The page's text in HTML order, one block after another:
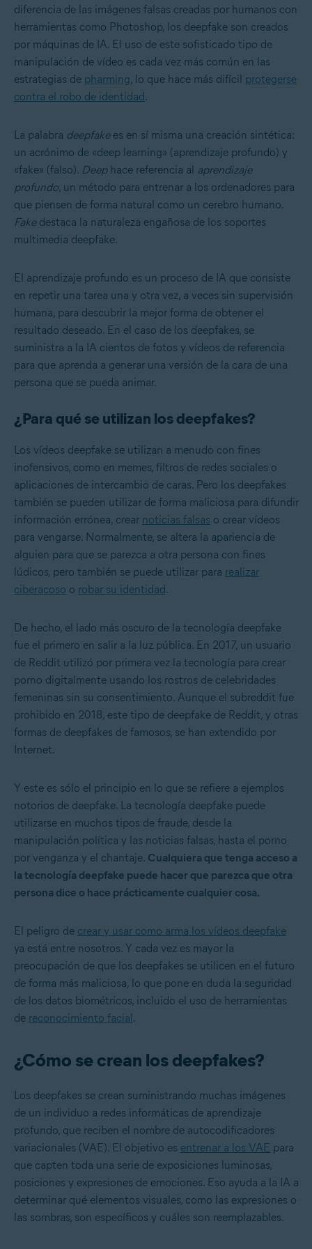
diferencia de las imágenes falsas creadas por humanos con
herramientas como Photoshop, los deepfake son creados
por máquinas de IA. El uso de este sofisticado tipo de
manipulación de vídeo es cada vez más común en las
estrategias de pharming, lo que hace más difícil protegerse
contra el robo de identidad.
La palabra deepfakees en sí misma una creación sintética:
un acrónimo de «deep learning» (aprendizaje profundo) y
«fake» (falso). Deephace referencia al aprendizaje
profundo, un método para entrenar a los ordenadores para
que piensen de forma natural como un cerebro humano.
Fakedestaca la naturaleza engañosa de los soportes
multimedia deepfake.
El aprendizaje profundo es un proceso de IA que consiste
en repetir una tarea una y otra vez, a veces sin supervisión
humana, para descubrir la mejor forma de obtener el
resultado deseado. En el caso de los deepfakes, se
suministra a la IA cientos de fotos y vídeos de referencia
para que aprenda a generar una versión de la cara de una
persona que se pueda animar.
¿Para qué se utilizan los deepfakes?
Los vídeos deepfake se utilizan a menudo con fines
inofensivos, como en memes, filtros de redes sociales o
aplicaciones de intercambio de caras. Pero los deepfakes
también se pueden utilizar de forma maliciosa para difundir
información errónea, crear noticias falsas o crear vídeos
para vengarse. Normalmente, se altera la apariencia de
alguien para que se parezca a otra persona con fines
lúdicos, pero también se puede utilizar para realizar
ciberacoso o robar su identidad.
De hecho, el lado más oscuro de la tecnología deepfake
fue el primero en salir a la luz pública. En 2017, un usuario
de Reddit utilizó por primera vez la tecnología para crear
porno digitalmente usando los rostros de celebridades
femeninas sin su consentimiento. Aunque el subreddit fue
prohibido en 2018, este tipo de deepfake de Reddit, y otras
formas de deepfakes de famosos, se han extendido por
Internet.
Y este es sólo el principio en lo que se refiere a ejemplos
notorios de deepfake. La tecnología deepfake puede
utilizarse en muchos tipos de fraude, desde la
manipulación política y las noticias falsas, hasta el porno
por venganza y el chantaje. Cualquiera que tenga acceso a
la tecnología deepfake puede hacer que parezca que otra
persona dice o hace prácticamente cualquier cosa.
El peligro de crear y usar como arma los vídeos deepfake
ya está entre nosotros. Y cada vez es mayor la
preocupación de que los deepfakes se utilicen en el futuro
de forma más maliciosa, lo que pone en duda la seguridad
de los datos biométricos, incluido el uso de herramientas
de reconocimiento facial .
¿Cómo se crean los deepfakes?
Los deepfakes se crean suministrando muchas imágenes
de un individuo a redes informáticas de aprendizaje
profundo, que reciben el nombre de autocodificadores
variacionales (VAE). El objetivo es entrenar a los VAE para
que capten toda una serie de exposiciones luminosas,
posiciones y expresiones de emociones. Eso ayuda a la IA a
determinar qué elementos visuales, como las expresiones o
las sombras, son específicos y cuáles son reemplazables.